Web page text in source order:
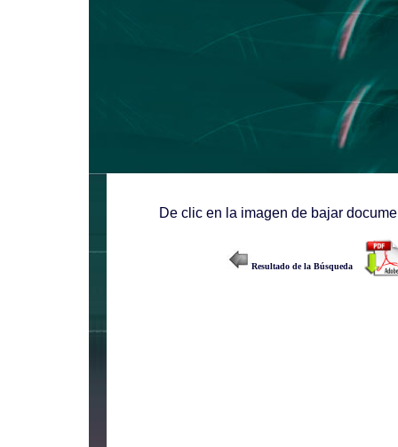
De clic en la imagen de bajar
Resultado de la Búsqueda